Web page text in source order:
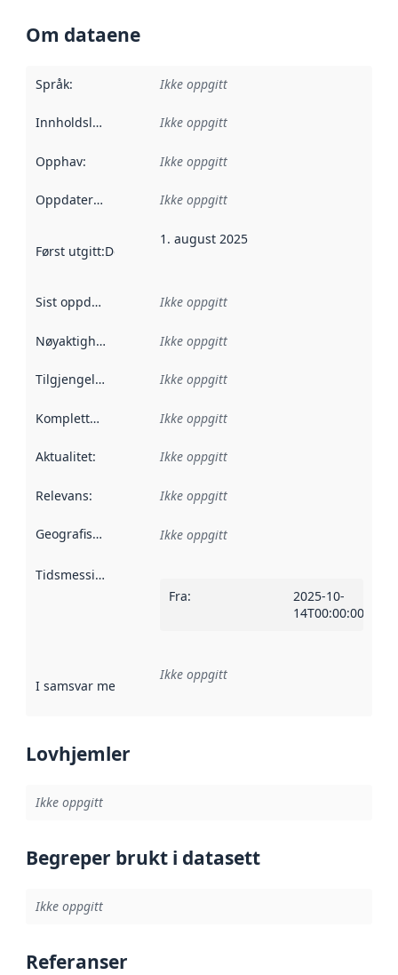
Om dataene
Språk: Ikke oppgitt
Innholdsleverandører :
Ikke oppgitt
Opphav: Ikke oppgitt
Oppdateringsfrekvens :
Ikke oppgitt
Først utgitt:Denne datoen sier når dataene i dette
1. august 2025
Sist oppdatert Ikke oppgitt
Nøyaktighet Ikke oppgitt
Tilgjengelighet Ikke oppgitt
Kompletthet Ikke oppgitt
Aktualitet: Ikke oppgitt
Relevans: Ikke oppgitt
Geografisk avgrensning :
Ikke oppgitt
Tidsmessig avgrensning
Fra:
2025-10-
14T00:00:00Z
I samsvar med Referanse til en implementasjonsregel
Ikke oppgitt
Lovhjemler
Ikke oppgitt
Begreper brukt i datasett
Ikke oppgitt
Referanser